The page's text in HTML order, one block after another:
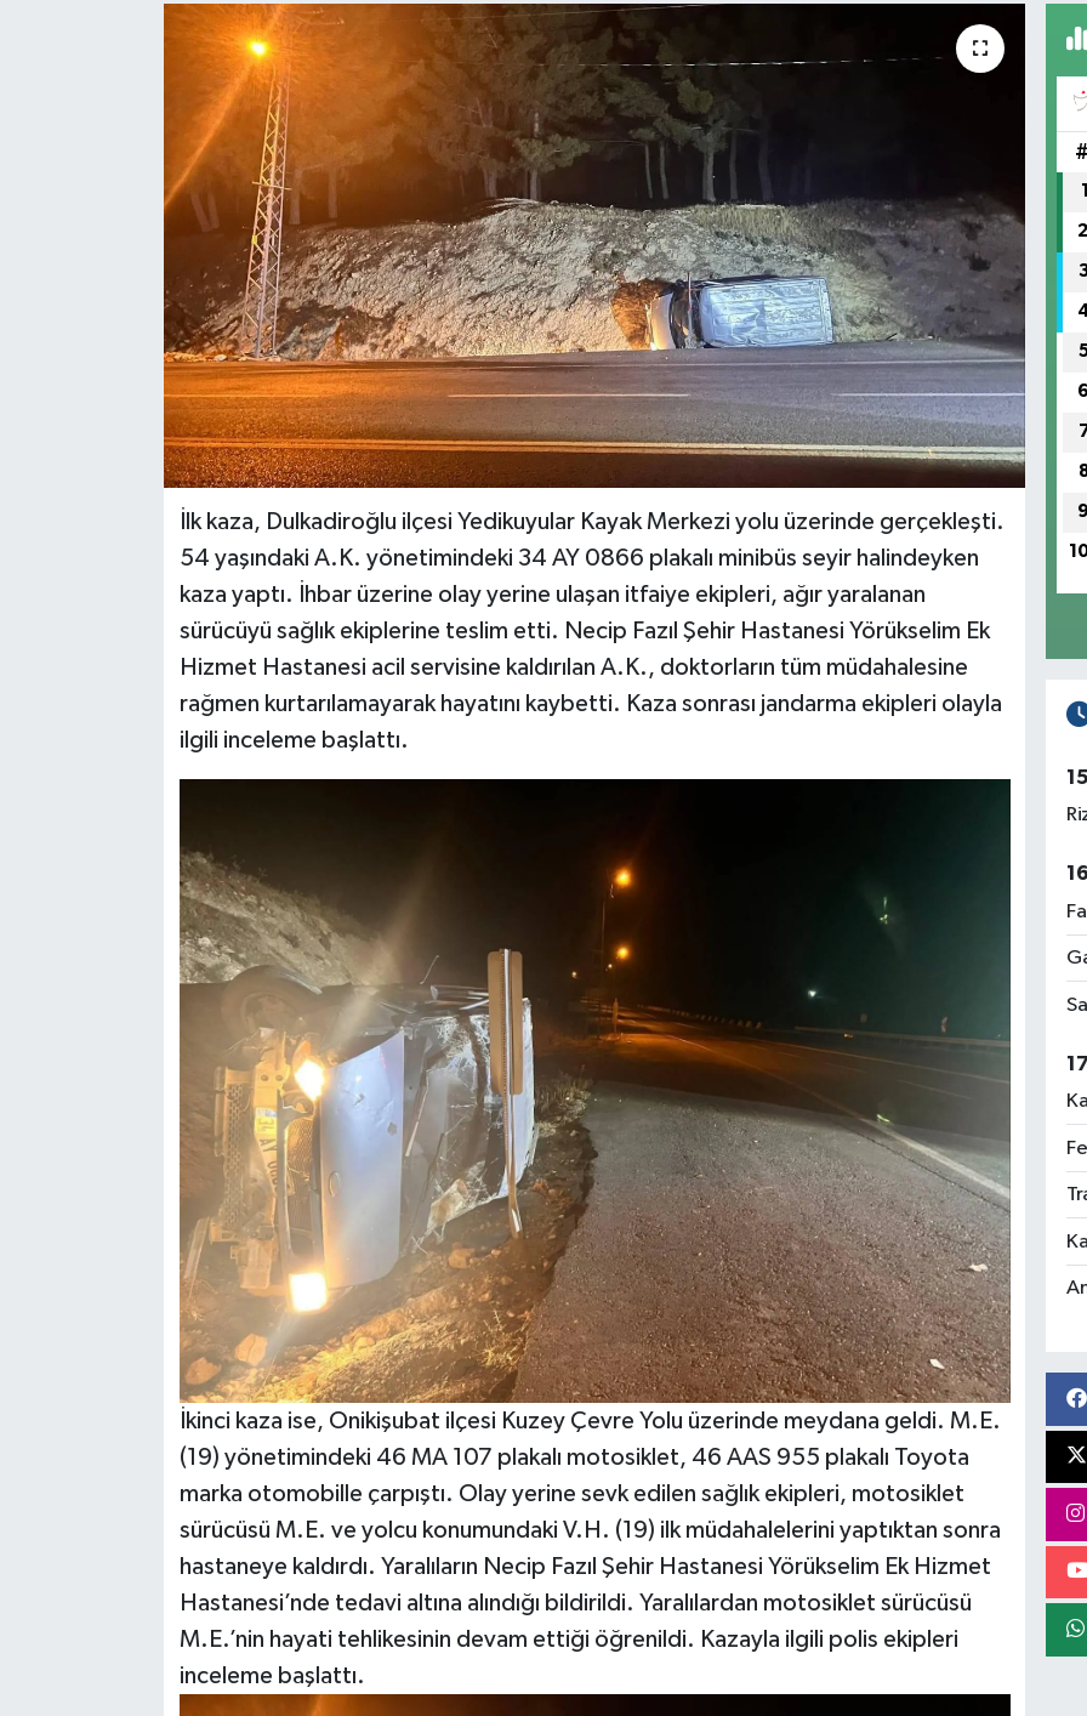
İlk kaza, Dulkadiroğlu ilçesi Yedikuyular Kayak Merkezi yolu üzerinde gerçekleşti.
54 yaşındaki A.K. yönetimindeki 34 AY 0866 plakalı minibüs seyir halindeyken
kaza yaptı. İhbar üzerine olay yerine ulaşan itfaiye ekipleri, ağır yaralanan
sürücüyü sağlık ekiplerine teslim etti. Necip Fazıl Şehir Hastanesi Yörükselim Ek
Hizmet Hastanesi acil servisine kaldırılan A.K., doktorların tüm müdahalesine
rağmen kurtarılamayarak hayatını kaybetti. Kaza sonrası jandarma ekipleri olayla
ilgili inceleme başlattı.
İkinci kaza ise, Onikişubat ilçesi Kuzey Çevre Yolu üzerinde meydana geldi. M.E.
(19) yönetimindeki 46 MA 107 plakalı motosiklet, 46 AAS 955 plakalı Toyota
marka otomobille çarpıştı. Olay yerine sevk edilen sağlık ekipleri, motosiklet
sürücüsü M.E. ve yolcu konumundaki V.H. (19) ilk müdahalelerini yaptıktan sonra
hastaneye kaldırdı. Yaralıların Necip Fazıl Şehir Hastanesi Yörükselim Ek Hizmet
Hastanesi’nde tedavi altına alındığı bildirildi. Yaralılardan motosiklet sürücüsü
M.E.’nin hayati tehlikesinin devam ettiği öğrenildi. Kazayla ilgili polis ekipleri
inceleme başlattı.
#
1
2
6
9
Tarih - Kültür - Sanat - Turizm